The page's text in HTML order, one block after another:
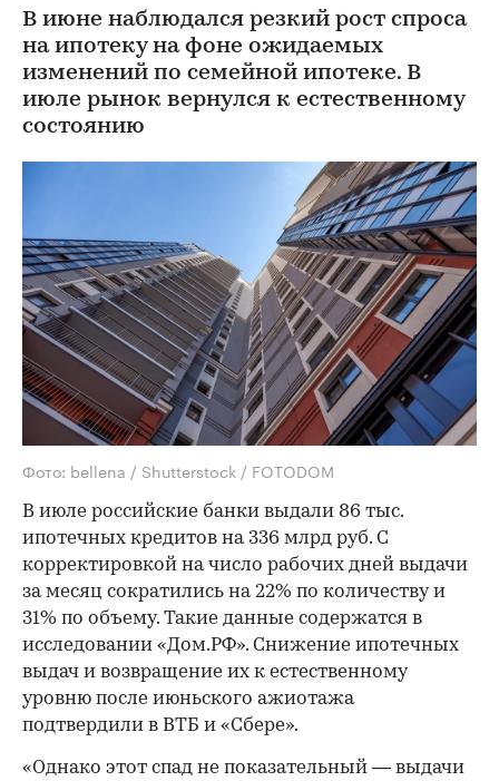
В июне наблюдался резкий рост спроса
на ипотеку на фоне ожидаемых
изменений по семейной ипотеке. В
июле рынок вернулся к естественному
состоянию
Фото: bellena / Shutterstock / FOTODOM
В июле российские банки выдали 86 тыс.
ипотечных кредитов на 336 млрд руб. С
корректировкой на число рабочих дней выдачи
за месяц сократились на 22% по количеству и
31% по объему. Такие данные содержатся в
исследовании «Дом.РФ». Снижение ипотечных
выдач и возвращение их к естественному
уровню после июньского ажиотажа
подтвердили в ВТБ и «Сбере».
«Однако этот спад не показательный — выдачи